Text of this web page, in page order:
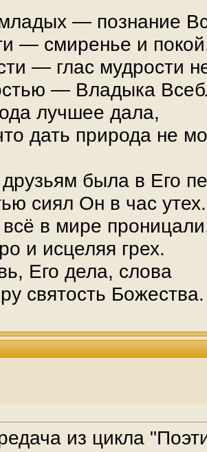
— познание
— смиренье и
— глас мудрости
— Владыка
лучшее дала,
дать природа не
была в Его
сиял Он в час утех.
всё в мире
и исцеляя грех.
Его дела, слова
святость Божества.
из цикла